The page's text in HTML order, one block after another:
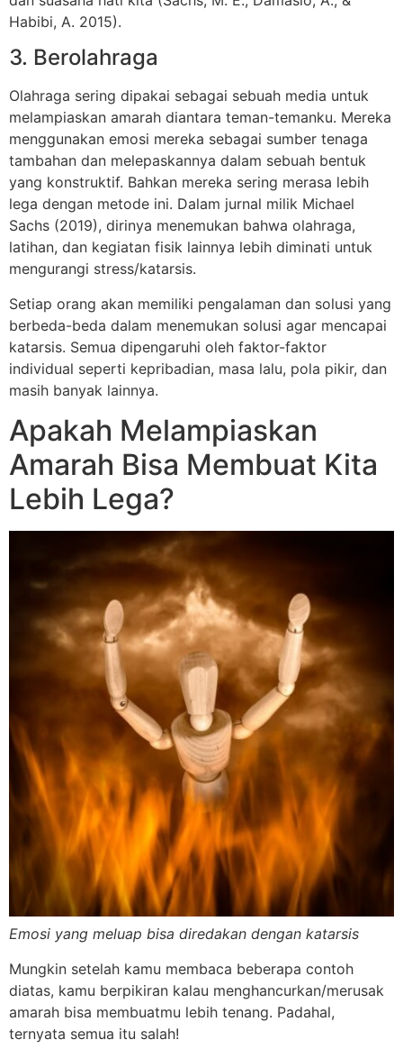
Habibi, A. 2015).
3. Berolahraga
Olahraga sering dipakai sebagai sebuah media untuk
melampiaskan amarah diantara teman-temanku. Mereka
menggunakan emosi mereka sebagai sumber tenaga
tambahan dan melepaskannya dalam sebuah bentuk
yang konstruktif. Bahkan mereka sering merasa lebih
lega dengan metode ini. Dalam jurnal milik Michael
Sachs (2019), dirinya menemukan bahwa olahraga,
latihan, dan kegiatan fisik lainnya lebih diminati untuk
mengurangi stress/katarsis.
Setiap orang akan memiliki pengalaman dan solusi yang
berbeda-beda dalam menemukan solusi agar mencapai
katarsis. Semua dipengaruhi oleh faktor-faktor
individual seperti kepribadian, masa lalu, pola pikir, dan
masih banyak lainnya.
Apakah Melampiaskan
Amarah Bisa Membuat Kita
Lebih Lega?
Emosi yang meluap bisa diredakan dengan katarsis
Mungkin setelah kamu membaca beberapa contoh
diatas, kamu berpikiran kalau menghancurkan/merusak
amarah bisa membuatmu lebih tenang. Padahal,
ternyata semua itu salah!